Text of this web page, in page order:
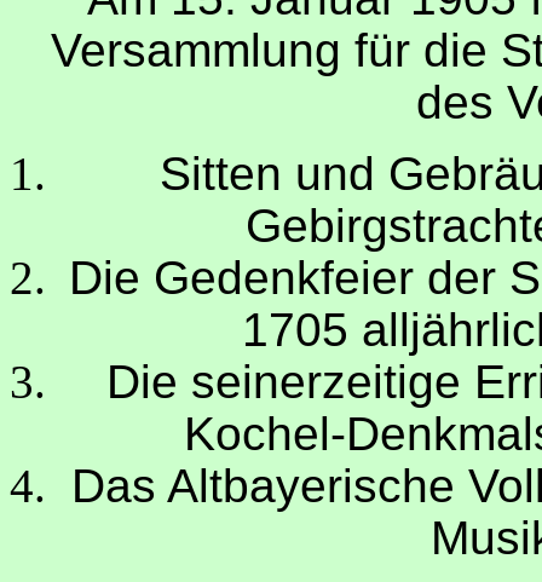
Versammlung für die
des
Sitten und
Die Gedenkfeier der
1705
Die seinerzeitige
Kochel-
Das Altbayerische